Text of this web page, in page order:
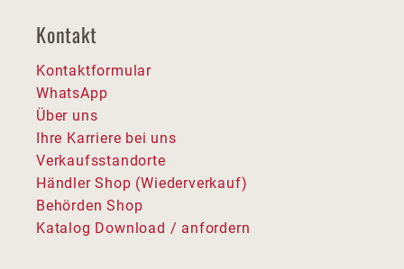
Kontakt
Kontaktformular
WhatsApp
Über uns
Ihre Karriere bei uns
Verkaufsstandorte
Händler Shop (Wiederverkauf)
Behörden Shop
Katalog Download / anfordern